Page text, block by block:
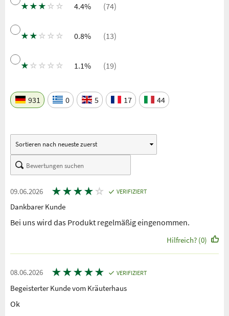
★ ★ ★ ☆ ☆ 4.4% (74)
★ ★ ☆ ☆ ☆ 0.8% (13)
★ ☆ ☆ ☆ ☆ 1.1% (19)
931 0 5 17 44
09.06.2026 ★★★★ ☆ VERIFIZIERT
Dankbarer Kunde
Bei uns wird das Produkt regelmäßig eingenommen.
Hilfreich? (0)
08.06.2026 ★★★★★ VERIFIZIERT
Begeisterter Kunde vom Kräuterhaus
Ok